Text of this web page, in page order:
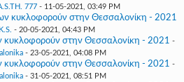
777- 11-05-2021, 03:49 PM
κυκλοφορούν στην Θεσσαλονίκη - 2021
K.S. - 20-05-2021, 04:43 PM
κυκλοφορούν στην Θεσσαλονίκη - 2021 -
- 23-05-2021, 04:08 PM
κυκλοφορούν στην Θεσσαλονίκη - 2021 -
- 31-05-2021, 08:51 PM